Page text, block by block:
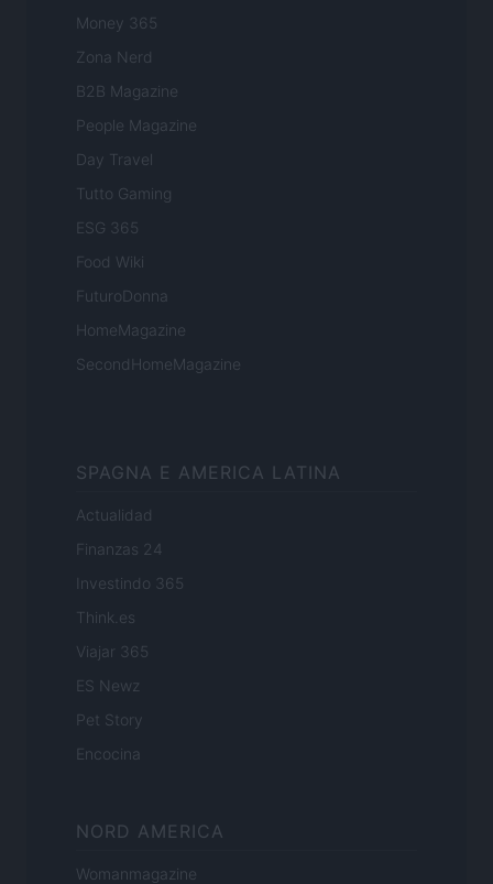
Money 365
Zona Nerd
B2B Magazine
People Magazine
Day Travel
Tutto Gaming
ESG 365
Food Wiki
FuturoDonna
HomeMagazine
SecondHomeMagazine
SPAGNA E AMERICA LATINA
Actualidad
Finanzas 24
Investindo 365
Think.es
Viajar 365
ES Newz
Pet Story
Encocina
NORD AMERICA
Womanmagazine